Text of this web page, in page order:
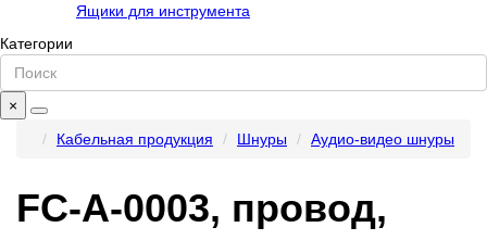
Ящики для инструмента
Категории
×
Кабельная продукция
Шнуры Аудио-видео шнуры
FC-A-0003, провод,